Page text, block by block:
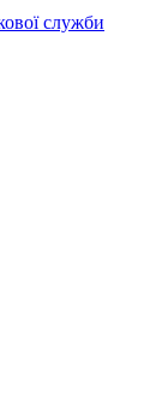
служби